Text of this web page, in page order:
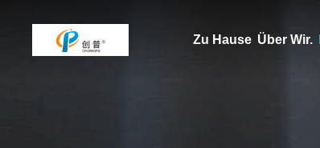
Zu Hause Über Wir.